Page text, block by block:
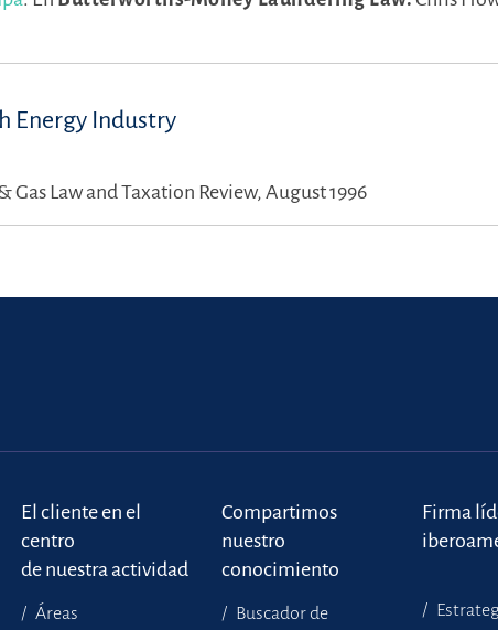
Energy Industry
Gas Law and Taxation Review, August 1996
El cliente en el
centro
de nuestra actividad
Áreas
Compartimos
nuestro
conocimiento
Buscador de
Firma